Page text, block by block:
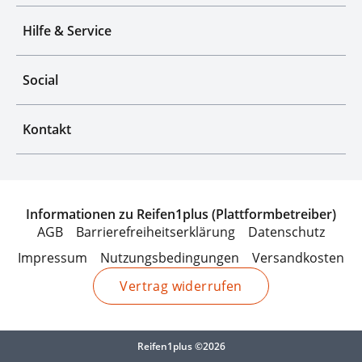
Hilfe & Service
Social
Kontakt
Informationen zu Reifen1plus (Plattformbetreiber)
AGB
Barrierefreiheitserklärung
Datenschutz
Impressum
Nutzungsbedingungen
Versandkosten
Vertrag widerrufen
Reifen1plus ©2026